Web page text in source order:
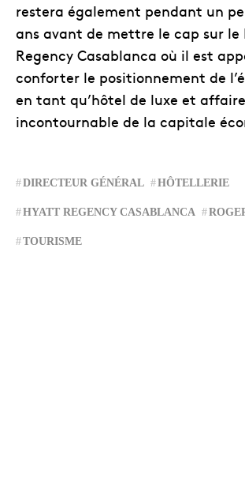
restera également pendant un
ans avant de mettre le cap sur
Regency Casablanca où il est
conforter le positionnement de
en tant qu’hôtel de luxe et
incontournable de la capitale
DIRECTEUR GÉNÉRAL HÔTELLERIE
HYATT REGENCY CASABLANCA
TOURISME